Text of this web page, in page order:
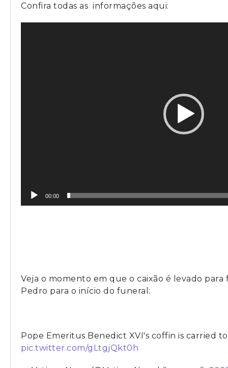
Confira todas as informações aqui:
00:00
Veja o momento em que o caixão é levado para
Pedro para o início do funeral:
Pope Emeritus Benedict XVI's coffin is carried to
pic.twitter.com/gLtgjQkt0h